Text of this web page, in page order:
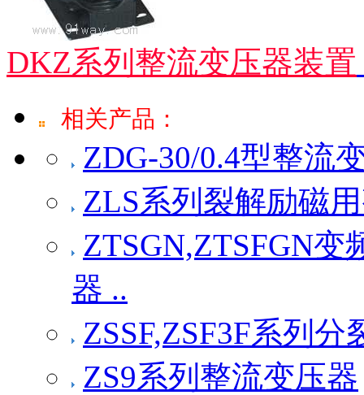
DKZ系列整流变压器装置
相关产品：
ZDG-30/0.4型整流
ZLS系列裂解励磁
ZTSGN,ZTSFGN
器 ..
ZSSF,ZSF3F系列
ZS9系列整流变压器